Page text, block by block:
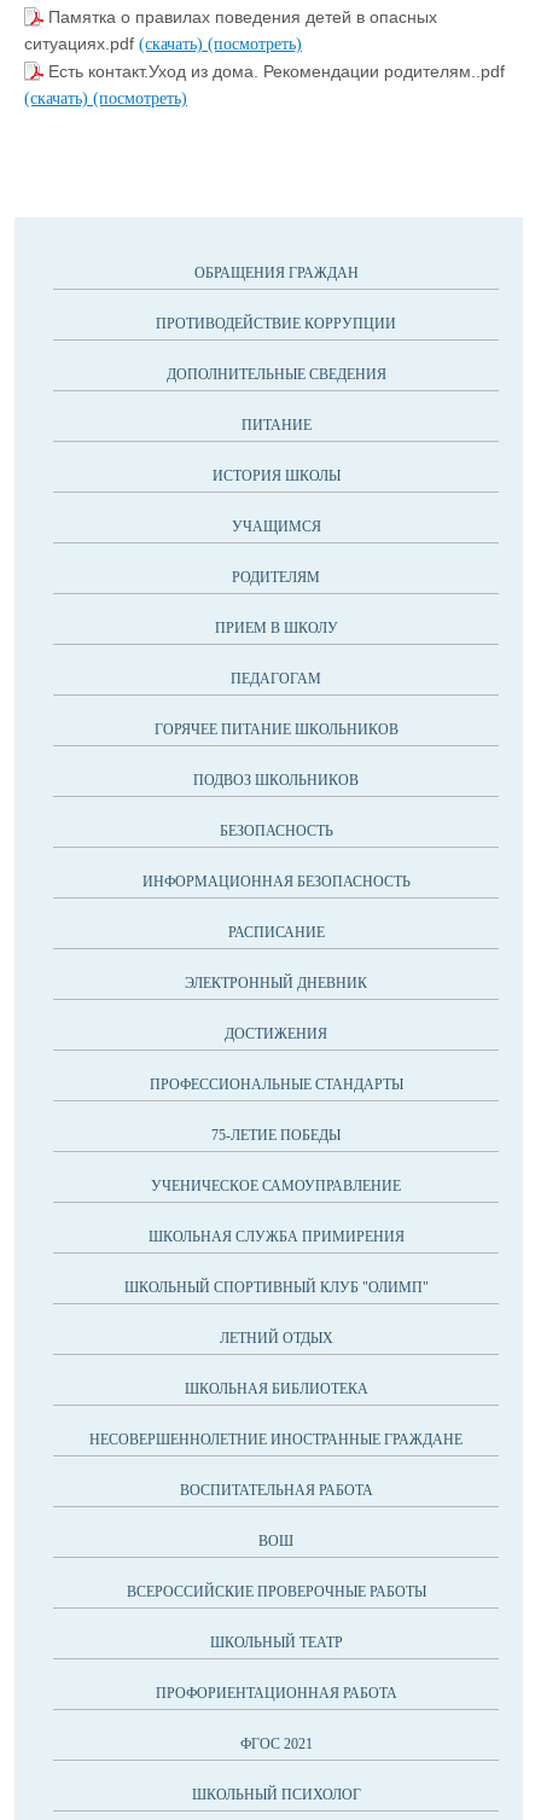
Памятка о правилах поведения детей в опасных
ситуациях.pdf (скачать) (посмотреть)
Есть контакт.Уход из дома. Рекомендации родителям..pdf
(скачать) (посмотреть)
ОБРАЩЕНИЯ ГРАЖДАН
ПРОТИВОДЕЙСТВИЕ КОРРУПЦИИ
ДОПОЛНИТЕЛЬНЫЕ СВЕДЕНИЯ
ПИТАНИЕ
ИСТОРИЯ ШКОЛЫ
УЧАЩИМСЯ
РОДИТЕЛЯМ
ПРИЕМ В ШКОЛУ
ПЕДАГОГАМ
ГОРЯЧЕЕ ПИТАНИЕ ШКОЛЬНИКОВ
ПОДВОЗ ШКОЛЬНИКОВ
БЕЗОПАСНОСТЬ
ИНФОРМАЦИОННАЯ БЕЗОПАСНОСТЬ
РАСПИСАНИЕ
ЭЛЕКТРОННЫЙ ДНЕВНИК
ДОСТИЖЕНИЯ
ПРОФЕССИОНАЛЬНЫЕ СТАНДАРТЫ
75-ЛЕТИЕ ПОБЕДЫ
УЧЕНИЧЕСКОЕ САМОУПРАВЛЕНИЕ
ШКОЛЬНАЯ СЛУЖБА ПРИМИРЕНИЯ
ШКОЛЬНЫЙ СПОРТИВНЫЙ КЛУБ "ОЛИМП"
ЛЕТНИЙ ОТДЫХ
ШКОЛЬНАЯ БИБЛИОТЕКА
НЕСОВЕРШЕННОЛЕТНИЕ ИНОСТРАННЫЕ ГРАЖДАНЕ
ВОСПИТАТЕЛЬНАЯ РАБОТА
ВОШ
ВСЕРОССИЙСКИЕ ПРОВЕРОЧНЫЕ РАБОТЫ
ШКОЛЬНЫЙ ТЕАТР
ПРОФОРИЕНТАЦИОННАЯ РАБОТА
ФГОС 2021
ШКОЛЬНЫЙ ПСИХОЛОГ